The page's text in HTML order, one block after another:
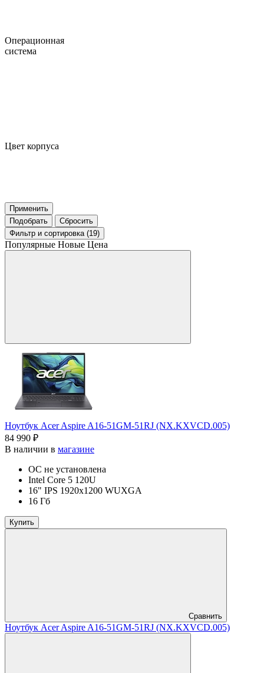
Операционная
система
Цвет корпуса
Применить
Подобрать
Сбросить
Фильтр и сортировка (19)
Популярные Новые Цена
Ноутбук Acer Aspire A16-51GM-51RJ (NX.KXVCD.005)
84 990 ₽
В наличии в магазине
ОС не установлена
Intel Core 5 120U
16" IPS 1920x1200 WUXGA
16 Гб
Купить
Сравнить
Ноутбук Acer Aspire A16-51GM-51RJ (NX.KXVCD.005)